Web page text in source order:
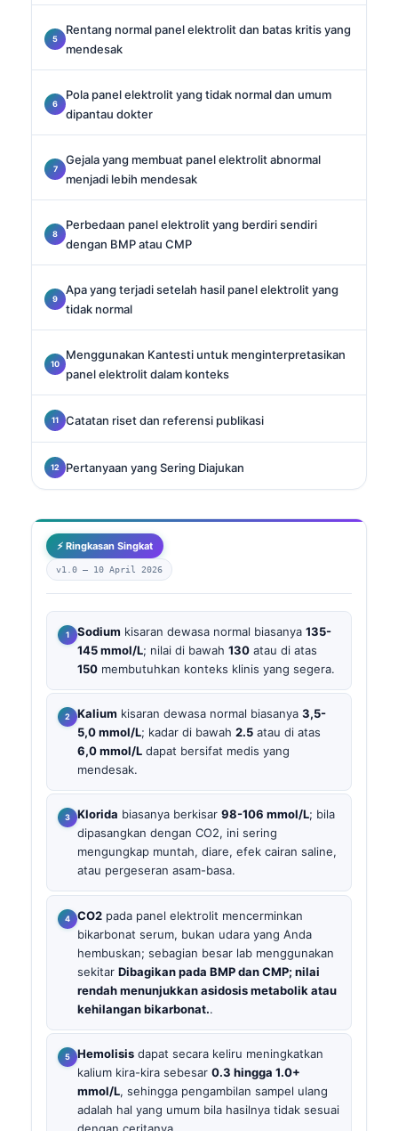
Rentang normal panel elektrolit dan batas kritis yang
mendesak
Pola panel elektrolit yang tidak normal dan umum
dipantau dokter
Gejala yang membuat panel elektrolit abnormal
menjadi lebih mendesak
Perbedaan panel elektrolit yang berdiri sendiri
dengan BMP atau CMP
Apa yang terjadi setelah hasil panel elektrolit yang
tidak normal
Menggunakan Kantesti untuk menginterpretasikan
panel elektrolit dalam konteks
Catatan riset dan referensi publikasi
Pertanyaan yang Sering Diajukan
⚡ Ringkasan Singkat
v1.0 — 10 April 2026
Sodium kisaran dewasa normal biasanya 135-
145 mmol/L; nilai di bawah 130 atau di atas
150 membutuhkan konteks klinis yang segera.
Kalium kisaran dewasa normal biasanya 3,5-
5,0 mmol/L; kadar di bawah 2.5 atau di atas
6,0 mmol/L dapat bersifat medis yang
mendesak.
Klorida biasanya berkisar 98-106 mmol/L; bila
dipasangkan dengan CO2, ini sering
mengungkap muntah, diare, efek cairan saline,
atau pergeseran asam-basa.
CO2 pada panel elektrolit mencerminkan
bikarbonat serum, bukan udara yang Anda
hembuskan; sebagian besar lab menggunakan
sekitar Dibagikan pada BMP dan CMP; nilai
rendah menunjukkan asidosis metabolik atau
kehilangan bikarbonat..
Hemolisis dapat secara keliru meningkatkan
kalium kira-kira sebesar 0.3 hingga 1.0+
mmol/L, sehingga pengambilan sampel ulang
adalah hal yang umum bila hasilnya tidak sesuai